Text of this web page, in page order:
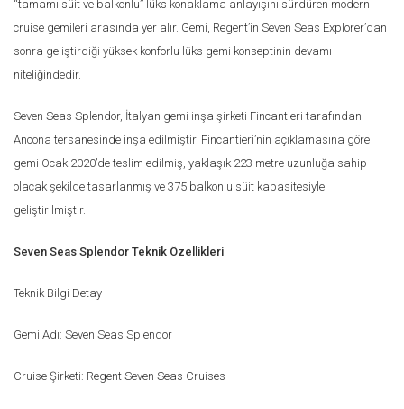
“tamamı süit ve balkonlu” lüks konaklama anlayışını sürdüren modern
cruise gemileri arasında yer alır. Gemi, Regent’in Seven Seas Explorer’dan
sonra geliştirdiği yüksek konforlu lüks gemi konseptinin devamı
niteliğindedir.
Seven Seas Splendor, İtalyan gemi inşa şirketi Fincantieri tarafından
Ancona tersanesinde inşa edilmiştir. Fincantieri’nin açıklamasına göre
gemi Ocak 2020’de teslim edilmiş, yaklaşık 223 metre uzunluğa sahip
olacak şekilde tasarlanmış ve 375 balkonlu süit kapasitesiyle
geliştirilmiştir.
Seven Seas Splendor Teknik Özellikleri
Teknik Bilgi Detay
Gemi Adı: Seven Seas Splendor
Cruise Şirketi: Regent Seven Seas Cruises